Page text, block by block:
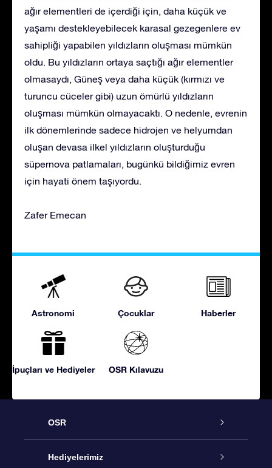
ağır elementleri de içerdiği için, daha küçük ve
yaşamı destekleyebilecek karasal gezegenlere ev
sahipliği yapabilen yıldızların oluşması mümkün
oldu. Bu yıldızların ortaya saçtığı ağır elementler
olmasaydı, Güneş veya daha küçük (kırmızı ve
turuncu cüceler gibi) uzun ömürlü yıldızların
oluşması mümkün olmayacaktı. O nedenle, evrenin
ilk dönemlerinde sadece hidrojen ve helyumdan
oluşan devasa ilkel yıldızların oluşturduğu
süpernova patlamaları, bugünkü bildiğimiz evren
için hayati önem taşıyordu.
Zafer Emecan
Astronomi Çocuklar Haberler
İpuçları ve Hediyeler OSR Kılavuzu
OSR
Hizmet
Hediyelerimiz